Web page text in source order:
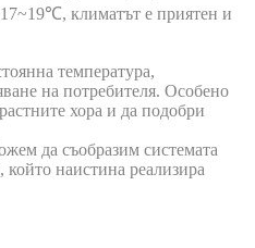
климатът е приятен и
температура,
на потребителя. Особено
хора и да подобри
да съобразим системата
наистина реализира